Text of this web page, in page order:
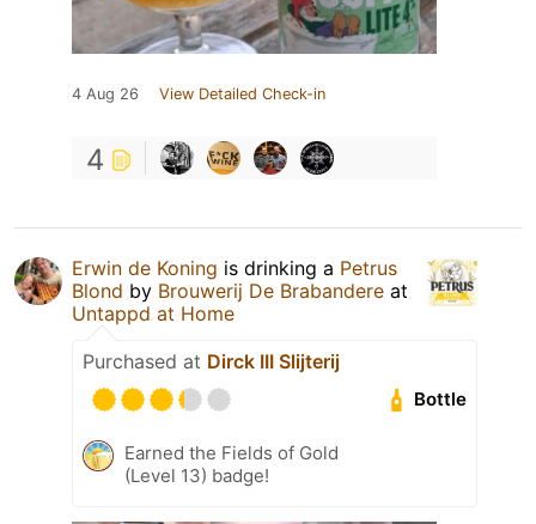
4 Aug 26 View Detailed Check-in
4
Erwin de Koning is drinking a Petrus
Blond by Brouwerij De Brabandere at
Untappd at Home
Purchased at Dirck III Slijterij
Bottle
Earned the Fields of Gold
(Level 13) badge!